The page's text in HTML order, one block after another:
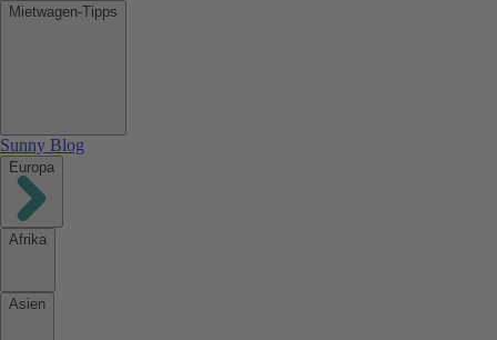
Mietwagen-Tipps
Sunny Blog
Europa
Afrika
Asien